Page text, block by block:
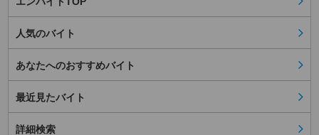
人気のバイト
あなたへのおすすめバイト
最近見たバイト
詳細検索